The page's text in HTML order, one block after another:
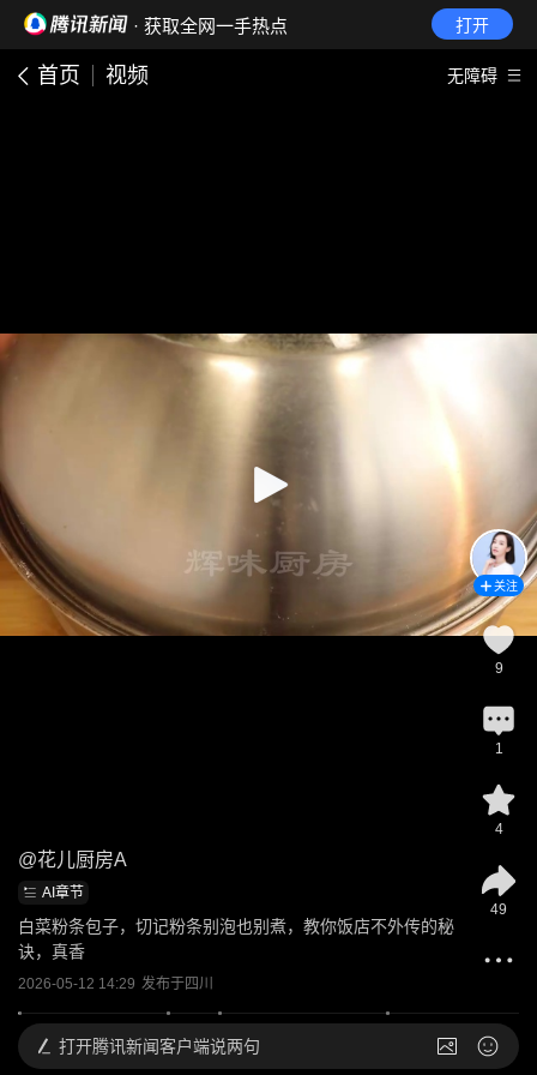
· 获取全网一手热点 打开
首页 视频 无障碍
@花儿厨房A
AI章节
白菜粉条包子，切记粉条别泡也别煮，教你饭店不外传的秘
诀，真香
2026-05-12 14:29 发布于四川
关注
9
1
4
49
打开腾讯新闻客户端说两句